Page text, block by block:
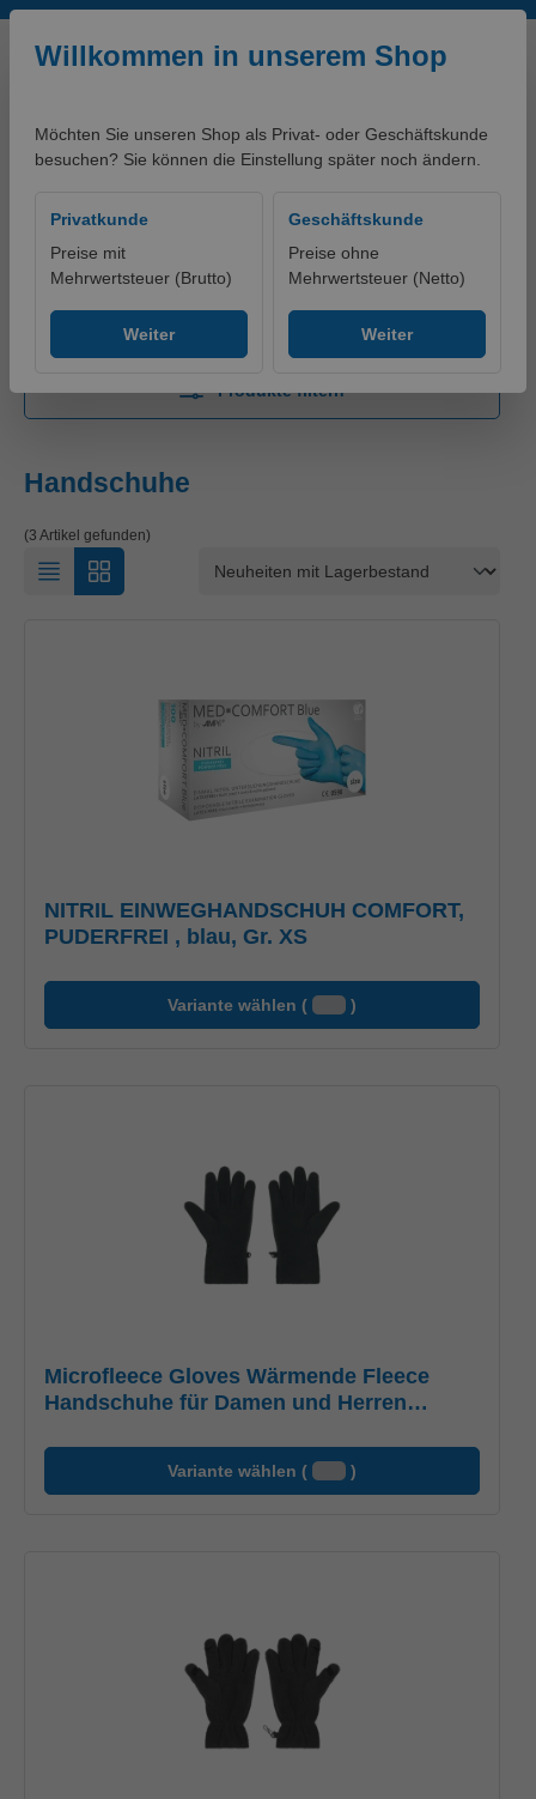
Zum Hauptinhalt springen
Willkommen in unserem Shop
Möchten Sie unseren Shop als Privat- oder Geschäftskunde
besuchen? Sie können die Einstellung später noch ändern.
Privatkunde
Preise mit
Mehrwertsteuer (Brutto)
Weiter
Geschäftskunde
Preise ohne
Mehrwertsteuer (Netto)
Weiter
Handschuhe
Produkte filtern
Handschuhe
(3 Artikel gefunden)
NITRIL EINWEGHANDSCHUH COMFORT,
PUDERFREI , blau, Gr. XS
Variante wählen ( )
Microfleece Gloves Wärmende Fleece
Handschuhe für Damen und Herren
Variante wählen ( )